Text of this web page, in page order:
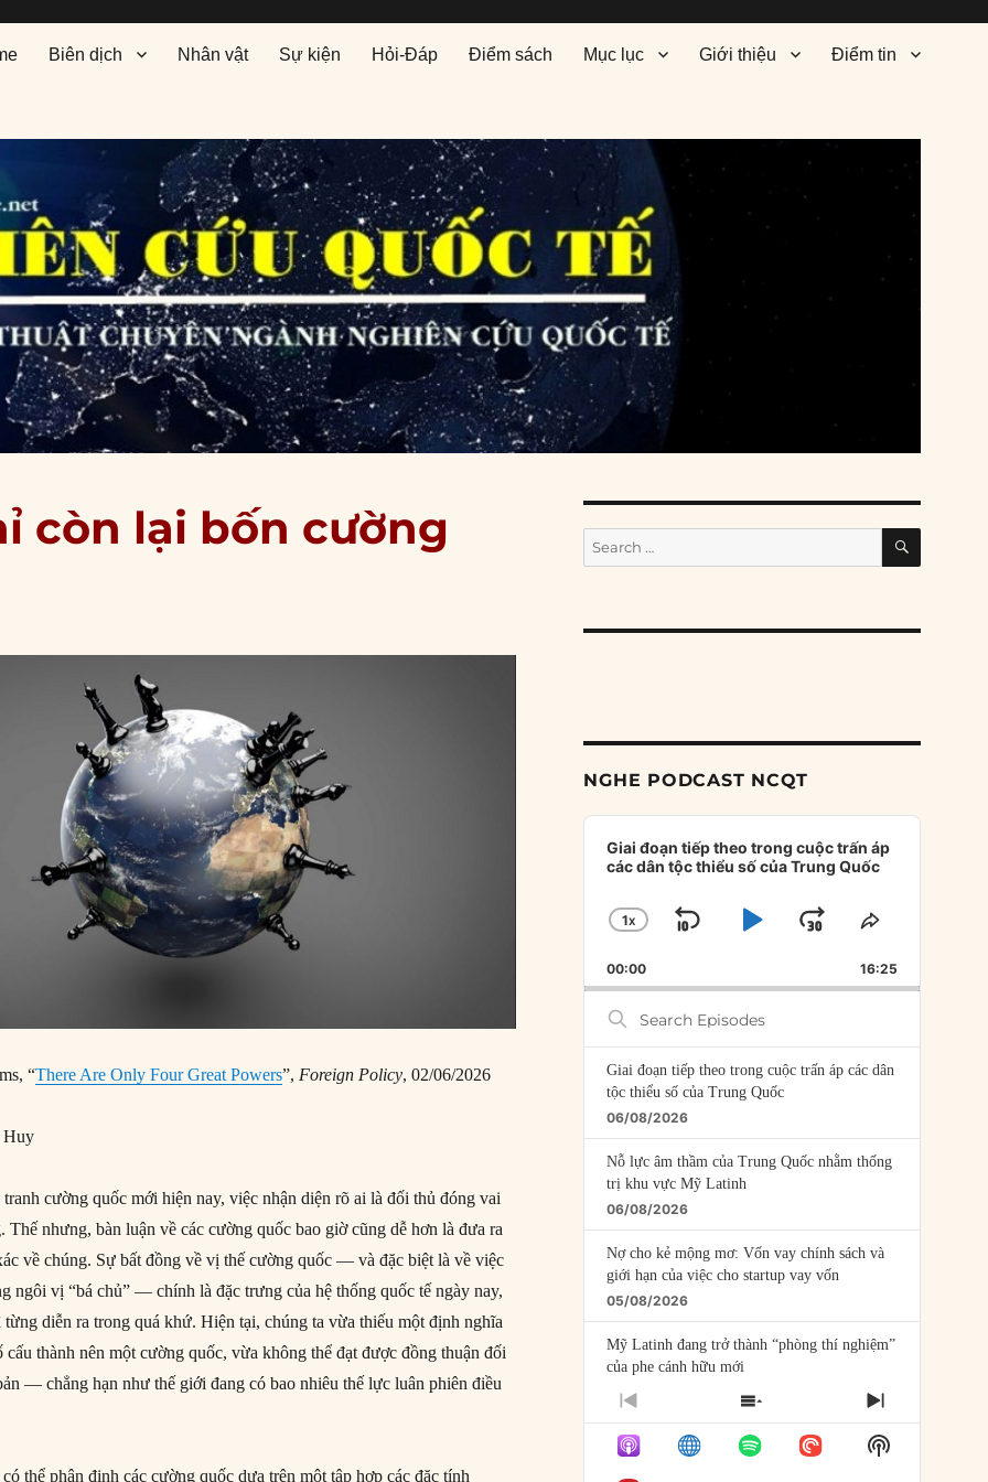
Biên dịch Nhân vật Sự kiện Hỏi-Đáp Điểm sách Mục lục Giới thiệu Điểm tin
còn lại bốn cường
“There Are Only Four Great Powers”, Foreign Policy, 02/06/2026
Huy
cường quốc mới hiện nay, việc nhận diện rõ ai là đối thủ đóng vai
Thế nhưng, bàn luận về các cường quốc bao giờ cũng dễ hơn là đưa ra
về chúng. Sự bất đồng về vị thế cường quốc — và đặc biệt là về việc
ngôi vị “bá chủ” — chính là đặc trưng của hệ thống quốc tế ngày nay,
diễn ra trong quá khứ. Hiện tại, chúng ta vừa thiếu một định nghĩa
cấu thành nên một cường quốc, vừa không thể đạt được đồng thuận đối
— chẳng hạn như thế giới đang có bao nhiêu thế lực luân phiên điều
thể phân định các cường quốc dựa trên một tập hợp các đặc tính
Search
for:
SEARCH
NGHE PODCAST NCQT
Audio
Player
Giai đoạn tiếp theo trong cuộc trấn áp
các dân tộc thiểu số của Trung Quốc
CHANGE
RATE
1X
SKIP
BACKWARD
PLAYJUMP
FORWARD
SHARE
EPISODE
00:00 16:25
Search
Episodes
Giai đoạn tiếp theo trong cuộc trấn áp các dân
tộc thiểu số của Trung Quốc
06/08/2026
Nỗ lực âm thầm của Trung Quốc nhằm thống
trị khu vực Mỹ Latinh
06/08/2026
Nợ cho kẻ mộng mơ: Vốn vay chính sách và
giới hạn của việc cho startup vay vốn
05/08/2026
Mỹ Latinh đang trở thành “phòng thí nghiệm”
của phe cánh hữu mới
04/08/2026
Tại sao Trung Quốc phủ nhận cuộc gặp với
Ngoại trưởng Nhật Bản?
PREVIOUS
EPISODE
SHOW
EPISODES
LIST
NEXT
EPISODE
Show
Podcast